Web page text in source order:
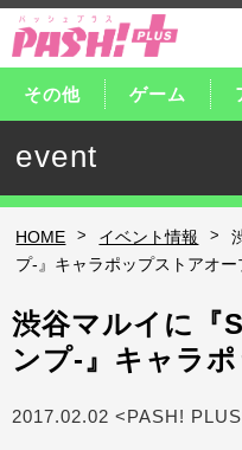
その他 ゲーム
event
HOME > イベント情報 >
プ-』キャラポップストアオー
渋谷マルイに『
ンプ-』キャラ
2017.02.02 <PASH!